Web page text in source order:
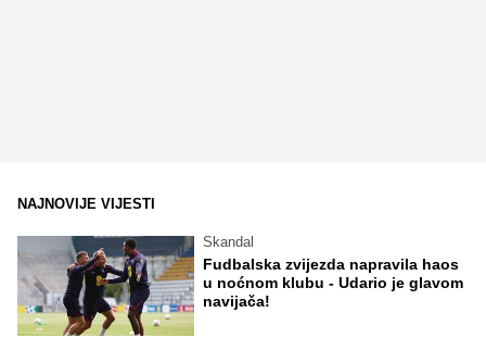
NAJNOVIJE VIJESTI
Skandal
Fudbalska zvijezda napravila haos
u noćnom klubu - Udario je glavom
navijača!